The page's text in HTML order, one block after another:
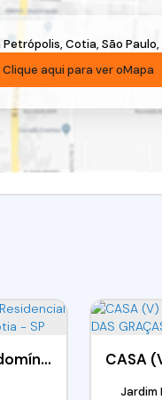
Petrópolis, Cotia, São Paulo,
Clique aqui para ver oMapa
Sobrado (V) - 2 Dormitórios - Condomínio Residencial Recanto das Graças I - Jardim Petrópolis - Cotia - SP
Jardim